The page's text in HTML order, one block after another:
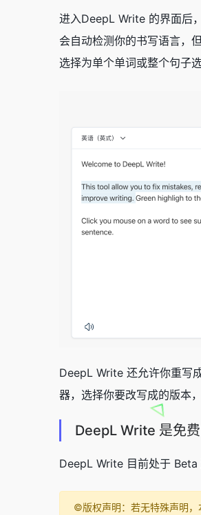
进入DeepL Write 的界面后
会自动检测你的书写语言，
选择为单个单词或整个句子
DeepL Write 还允许你重写
器，选择你要改写成的版本
DeepL Write 是免费
DeepL Write 目前处于 Beta
©️版权声明：若无特殊声明，